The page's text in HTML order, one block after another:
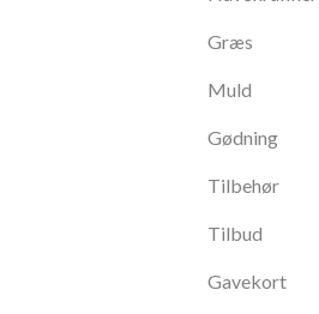
Græs
Muld
Gødning
Tilbehør
Tilbud
Gavekort